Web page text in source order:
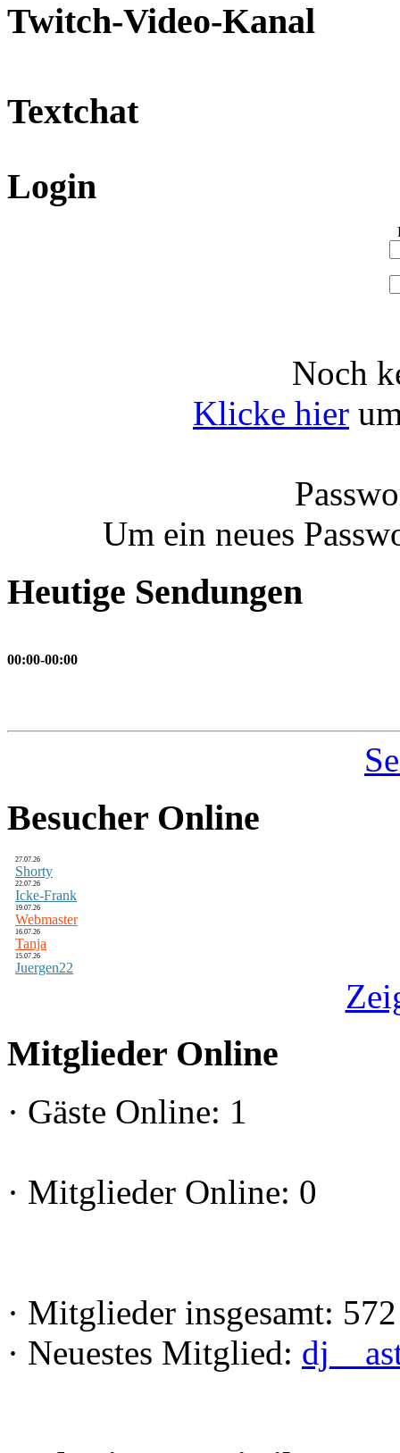
Twitch-Video-Kanal
Textchat
Login
Noch
Klicke hier
Um ein neues
Heutige Sendungen
00:00-00:00
Besucher Online
27.07.26
Shorty
22.07.26
Icke-Frank
19.07.26
Webmaster
16.07.26
Tanja
15.07.26
Juergen22
Mitglieder Online
· Gäste Online: 1
· Mitglieder Online: 0
· Mitglieder insgesamt: 572
· Neuestes Mitglied: